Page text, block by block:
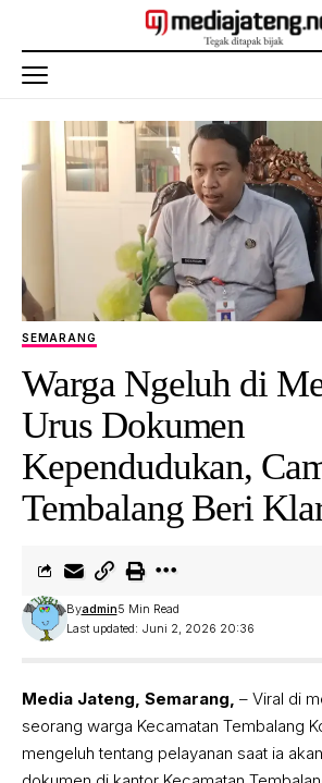
SEMARANG
Warga Ngeluh di
Urus Dokumen
Kependudukan,
Tembalang Beri
Last updated: Juni 2, 2026 20:36
Byadmin5 Min Read
Media Jateng, Semarang, – Viral di
seorang warga Kecamatan Tembalang
mengeluh tentang pelayanan saat ia